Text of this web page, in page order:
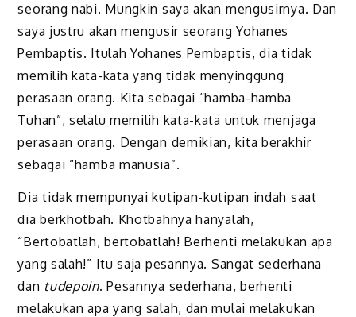
seorang nabi. Mungkin saya akan mengusirnya. Dan
saya justru akan mengusir seorang Yohanes
Pembaptis. Itulah Yohanes Pembaptis, dia tidak
memilih kata-kata yang tidak menyinggung
perasaan orang. Kita sebagai “hamba-hamba
Tuhan”, selalu memilih kata-kata untuk menjaga
perasaan orang. Dengan demikian, kita berakhir
sebagai “hamba manusia”.
Dia tidak mempunyai kutipan-kutipan indah saat
dia berkhotbah. Khotbahnya hanyalah,
“Bertobatlah, bertobatlah! Berhenti melakukan apa
yang salah!” Itu saja pesannya. Sangat sederhana
dan tudepoin. Pesannya sederhana, berhenti
melakukan apa yang salah, dan mulai melakukan